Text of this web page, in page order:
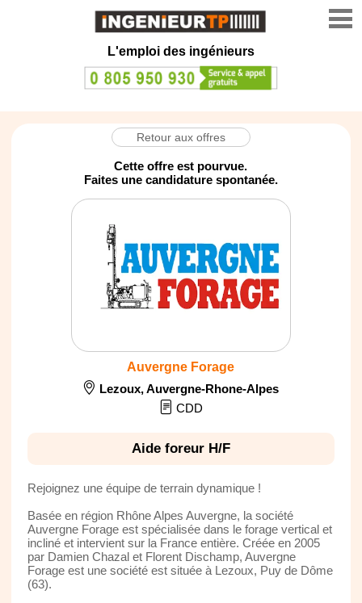
L'emploi des ingénieurs
Retour aux offres
Cette offre est pourvue.
Faites une candidature spontanée.
Auvergne Forage
Lezoux,Auvergne-Rhone-Alpes
CDD
Aide foreur H/F
Rejoignez une équipe de terrain dynamique !
Basée en région Rhône Alpes Auvergne, la société
Auvergne Forage est spécialisée dans le forage vertical et
incliné et intervient sur la France entière. Créée en 2005
par Damien Chazal et Florent Dischamp, Auvergne
Forage est une société est située à Lezoux, Puy de Dôme
(63).